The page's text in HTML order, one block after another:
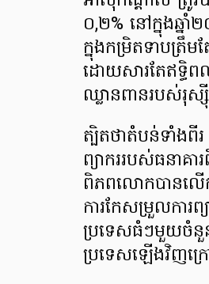
០,២% នៅក្នុងឆ្ន
ក្នុងកម្រិតទាបត្រឹ
ដោយសារតែឥទ្ធិព
ឈ្លានពានរបស់រុ
ត្បិតថាតំបន់ទាំងពី
ព្យាកររបស់ធនាគ
ពិភពលោកបានលើ
ការកែសម្រួលការ
ប្រទេសធំៗមួយចំនួន
ប្រទេសឡើងវិញក្